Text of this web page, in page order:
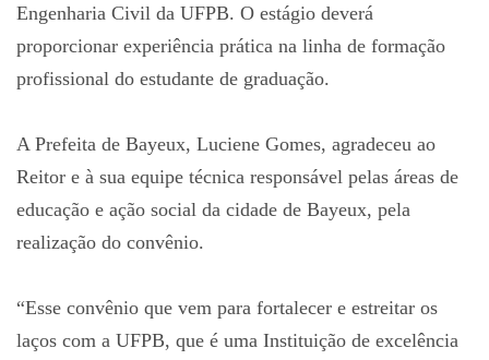
Engenharia Civil da UFPB. O estágio deverá
proporcionar experiência prática na linha de formação
profissional do estudante de graduação.
A Prefeita de Bayeux, Luciene Gomes, agradeceu ao
Reitor e à sua equipe técnica responsável pelas áreas de
educação e ação social da cidade de Bayeux, pela
realização do convênio.
“Esse convênio que vem para fortalecer e estreitar os
laços com a UFPB, que é uma Instituição de excelência